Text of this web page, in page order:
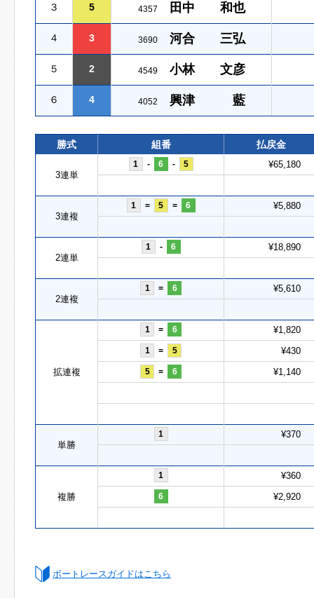
３ 5 4357 田中 和也
４ 3 3690 河合 三弘
５ 2 4549 小林 文彦
６ 4 4052 興津 藍
勝式 組番 払戻金
3連単
1 - 6 - 5 ¥65,180
3連複
1 = 5 = 6 ¥5,880
2連単
1 - 6 ¥18,890
2連複
1 = 6 ¥5,610
拡連複
1 = 6 ¥1,820
1 = 5 ¥430
5 = 6 ¥1,140
単勝
1 ¥370
複勝
1 ¥360
6 ¥2,920
ボートレースガイドはこちら